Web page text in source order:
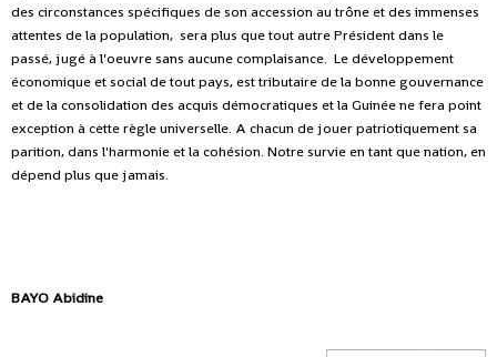
des circonstances spécifiques de son accession au trône et des immenses
attentes de la population, sera plus que tout autre Président dans le
passé, jugé à l'oeuvre sans aucune complaisance. Le développement
économique et social de tout pays, est tributaire de la bonne gouvernance
et de la consolidation des acquis démocratiques et la Guinée ne fera point
exception à cette règle universelle. A chacun de jouer patriotiquement sa
parition, dans l'harmonie et la cohésion. Notre survie en tant que nation, en
dépend plus que jamais.
BAYO Abidine